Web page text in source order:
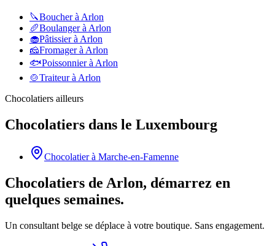
🔪Boucherà Arlon
🥖Boulangerà Arlon
🧁Pâtissierà Arlon
🧀Fromagerà Arlon
🐟Poissonnierà Arlon
🍲Traiteurà Arlon
Chocolatiers ailleurs
Chocolatiers dans le Luxembourg
Chocolatierà Marche-en-Famenne
Chocolatiers de Arlon, démarrez en
quelques semaines.
Un consultant belge se déplace à votre boutique. Sans engagement.